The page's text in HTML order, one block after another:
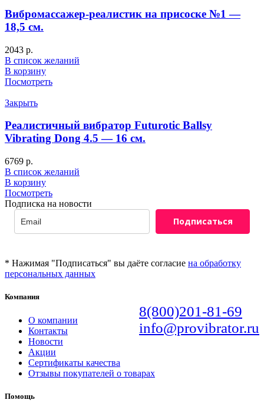
Вибромассажер-реалистик на присоске №1 —
18,5 см.
2043 р.
В список желаний
В корзину
Посмотреть
Закрыть
Реалистичный вибратор Futurotic Ballsy
Vibrating Dong 4.5 — 16 см.
6769 р.
В список желаний
В корзину
Посмотреть
Подписка на новости
Подписаться
* Нажимая "Подписаться" вы даёте согласие на обработку
персональных данных
8(800)201-81-69
info@provibrator.ru
Компания
О компании
Контакты
Новости
Акции
Сертификаты качества
Отзывы покупателей о товарах
Помощь